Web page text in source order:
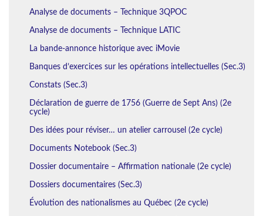
Analyse de documents – Technique 3QPOC
Analyse de documents – Technique LATIC
La bande-annonce historique avec iMovie
Banques d’exercices sur les opérations intellectuelles (Sec.3)
Constats (Sec.3)
Déclaration de guerre de 1756 (Guerre de Sept Ans) (2e
cycle)
Des idées pour réviser… un atelier carrousel (2e cycle)
Documents Notebook (Sec.3)
Dossier documentaire – Affirmation nationale (2e cycle)
Dossiers documentaires (Sec.3)
Évolution des nationalismes au Québec (2e cycle)